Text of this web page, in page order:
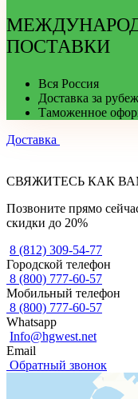
ПОСТАВКИ
Вся Россия
Доставка за рубеж
Таможенное
Доставка
СВЯЖИТЕСЬ КАК
Позвоните прямо
скидки до 20%
8 (812) 309-54-77
Городской телефон
8 (800) 777-60-57
Мобильный телефон
8 (800) 777-60-57
Whatsapp
Info@hgwest.net
Email
Обратный звонок